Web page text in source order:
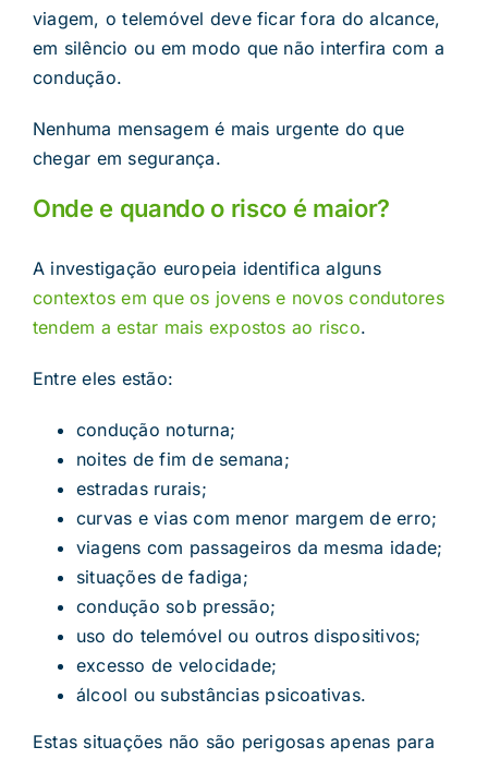
viagem, o telemóvel deve ficar fora do alcance,
em silêncio ou em modo que não interfira com a
condução.
Nenhuma mensagem é mais urgente do que
chegar em segurança.
Onde e quando o risco é maior?
A investigação europeia identifica alguns
contextos em que os jovens e novos condutores
tendem a estar mais expostos ao risco.
Entre eles estão:
condução noturna;
noites de fim de semana;
estradas rurais;
curvas e vias com menor margem de erro;
viagens com passageiros da mesma idade;
situações de fadiga;
condução sob pressão;
uso do telemóvel ou outros dispositivos;
excesso de velocidade;
álcool ou substâncias psicoativas.
Estas situações não são perigosas apenas para